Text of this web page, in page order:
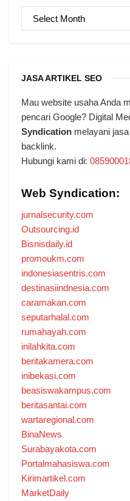
JASA ARTIKEL SEO
Mau website usaha Anda
pencari Google? Digital
Syndication melayani
backlink.
Hubungi kami di:
Web Syndication:
jurnalsecurity.com
Outsourcing.id
Bisnisdaily.id
promoukm.com
indonesiasentris.com
destinasiindnesia.com
caramakan.com
seputarhalal.com
rumahayah.com
inilahkita.com
beritakamera.com
inibekasi.com
beasiswakampus.com
beritasantai.com
wartaregional.com
BinaNews
Surabayakota.com
Portalmahasiswa.com
Kirimartikel.com
MarketDaily